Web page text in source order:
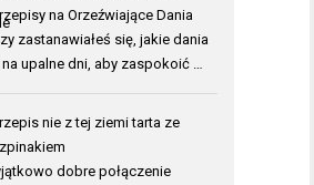
na Orzeźwiające Dania
zastanawiałeś się, jakie dania
upalne dni, aby zaspokoić …
nie z tej ziemi tarta ze
dobre połączenie